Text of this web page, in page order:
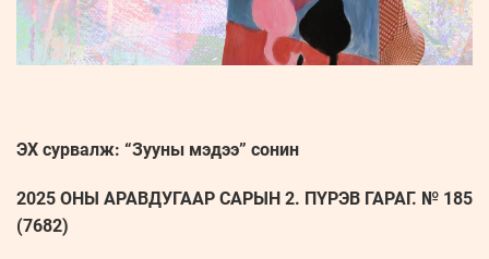
ЭХ сурвалж: “Зууны мэдээ” сонин
2025 ОНЫ АРАВДУГААР САРЫН 2. ПҮРЭВ ГАРАГ. № 185
(7682)